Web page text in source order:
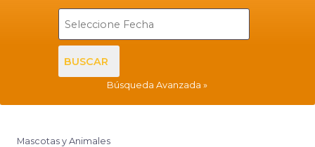
BUSCAR
Búsqueda Avanzada
Mascotas y Animales